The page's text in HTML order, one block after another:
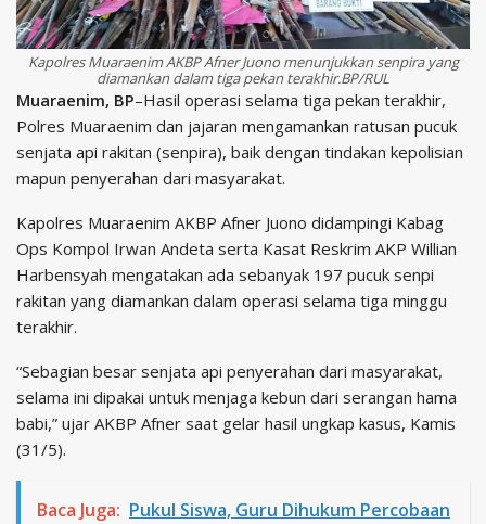
Kapolres Muaraenim AKBP Afner Juono menunjukkan senpira yang
diamankan dalam tiga pekan terakhir.BP/RUL
Muaraenim, BP–Hasil operasi selama tiga pekan terakhir,
Polres Muaraenim dan jajaran mengamankan ratusan pucuk
senjata api rakitan (senpira), baik dengan tindakan kepolisian
mapun penyerahan dari masyarakat.
Kapolres Muaraenim AKBP Afner Juono didampingi Kabag
Ops Kompol Irwan Andeta serta Kasat Reskrim AKP Willian
Harbensyah mengatakan ada sebanyak 197 pucuk senpi
rakitan yang diamankan dalam operasi selama tiga minggu
terakhir.
“Sebagian besar senjata api penyerahan dari masyarakat,
selama ini dipakai untuk menjaga kebun dari serangan hama
babi,” ujar AKBP Afner saat gelar hasil ungkap kasus, Kamis
(31/5).
Baca Juga: Pukul Siswa, Guru Dihukum Percobaan